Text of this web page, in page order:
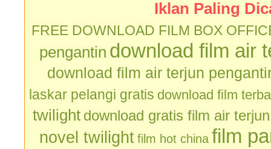
Iklan Paling
FREE DOWNLOAD FILM BOX
pengantin download film air
download film air terjun
laskar pelangi gratis download film
twilight download gratis film air
novel twilight film hot china film